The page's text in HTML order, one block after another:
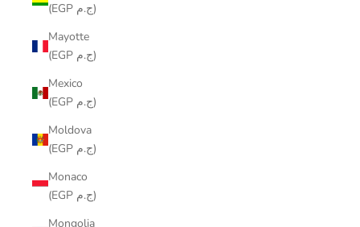
(EGP ج.م)
Mayotte
(EGP ج.م)
Mexico
(EGP ج.م)
Moldova
(EGP ج.م)
Monaco
(EGP ج.م)
Mongolia